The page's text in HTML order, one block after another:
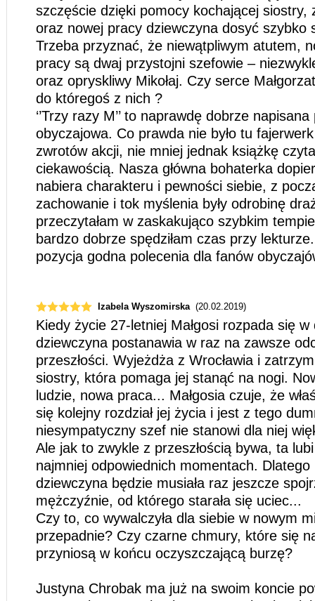
szczęście dzięki pomocy kochającej siostry,
oraz nowej pracy dziewczyna dosyć szybko
Trzeba przyznać, że niewątpliwym atutem,
pracy są dwaj przystojni szefowie –
oraz opryskliwy Mikołaj. Czy serce
do któregoś z nich ?
‘’Trzy razy M’’ to naprawdę dobrze
obyczajowa. Co prawda nie było tu
zwrotów akcji, nie mniej jednak książkę
ciekawością. Nasza główna bohaterka
nabiera charakteru i pewności siebie, z
zachowanie i tok myślenia były odrobinę
przeczytałam w zaskakująco szybkim
bardzo dobrze spędziłam czas przy
pozycja godna polecenia dla fanów
Izabela Wyszomirska (20.02.2019)
Kiedy życie 27-letniej Małgosi rozpada się
dziewczyna postanawia w raz na zawsze
przeszłości. Wyjeżdża z Wrocławia i
siostry, która pomaga jej stanąć na nogi.
ludzie, nowa praca... Małgosia czuje, że
się kolejny rozdział jej życia i jest z tego
niesympatyczny szef nie stanowi dla niej
Ale jak to zwykle z przeszłością bywa, ta
najmniej odpowiednich momentach. Dlatego
dziewczyna będzie musiała raz jeszcze
mężczyźnie, od którego starała się uciec...
Czy to, co wywalczyła dla siebie w nowym
przepadnie? Czy czarne chmury, które się
przyniosą w końcu oczyszczającą burzę?
Justyna Chrobak ma już na swoim koncie